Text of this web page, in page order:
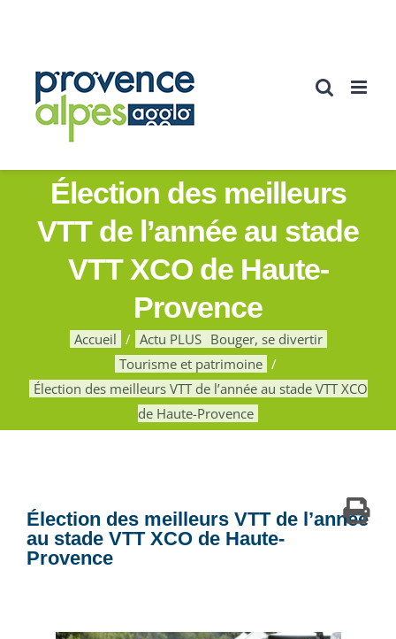
Élection des meilleurs
VTT de l’année au stade
VTT XCO de Haute-
Provence
Accueil Actu PLUS Bouger, se divertir
Tourisme et patrimoine
Élection des meilleurs VTT de l’année au stade VTT XCO
de Haute-Provence
Élection des meilleurs VTT de l’année
au stade VTT XCO de Haute-
Provence